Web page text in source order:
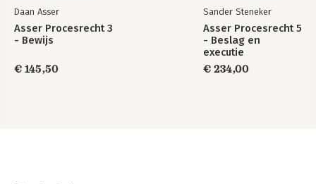
Daan Asser
Asser Procesrecht 3
- Bewijs
€ 145,50
Sander Steneker
Asser Procesrecht 5
- Beslag en
executie
€ 234,00